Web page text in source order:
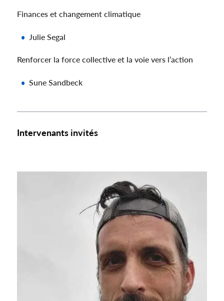
Finances et changement climatique
Julie Segal
Renforcer la force collective et la voie vers l’action
Sune Sandbeck
Intervenants invités